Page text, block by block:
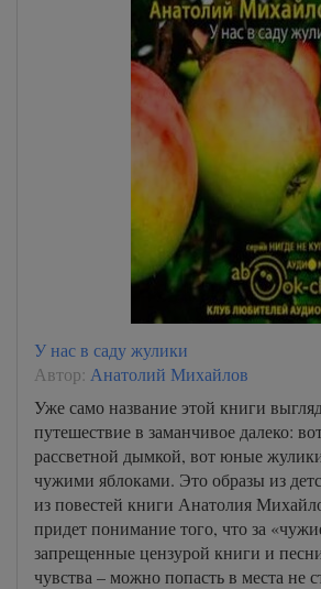
У нас в саду жулики
Автор: Анатолий Михайлов
Уже само название этой книги
путешествие в заманчивое далеко:
рассветной дымкой, вот юные
чужими яблоками. Это образы из
из повестей книги Анатолия
придет понимание того, что за
запрещенные цензурой книги и
чувства – можно попасть в места не